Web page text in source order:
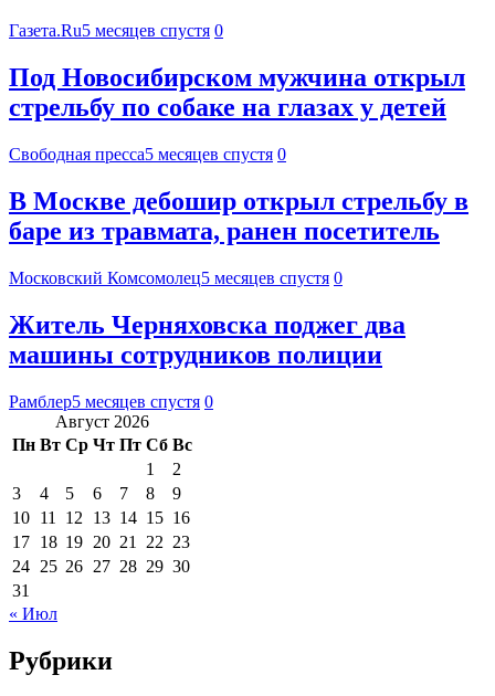
Газета.Ru5 месяцев спустя 0
Под Новосибирском мужчина открыл
стрельбу по собаке на глазах у детей
Свободная пресса5 месяцев спустя 0
В Москве дебошир открыл стрельбу в
баре из травмата, ранен посетитель
Московский Комсомолец5 месяцев спустя 0
Житель Черняховска поджег два
машины сотрудников полиции
Рамблер5 месяцев спустя 0
Август 2026
Пн Вт Ср Чт Пт Сб Вс
1
2
3
4 5 6 7 8
9
10 11 12 13 14 15 16
17 18 19 20 21 22 23
24 25 26 27 28 29 30
31
« Июл
Рубрики